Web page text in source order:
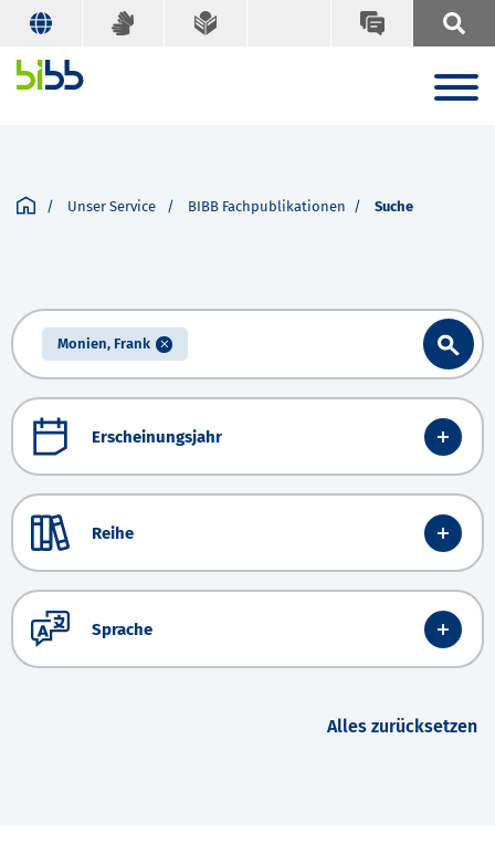
Unser Service BIBB Fachpublikationen Suche
Monien, Frank
Erscheinungsjahr
Reihe
Sprache
Alles zurücksetzen